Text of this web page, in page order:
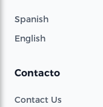
Spanish
English
Contacto
Contact Us